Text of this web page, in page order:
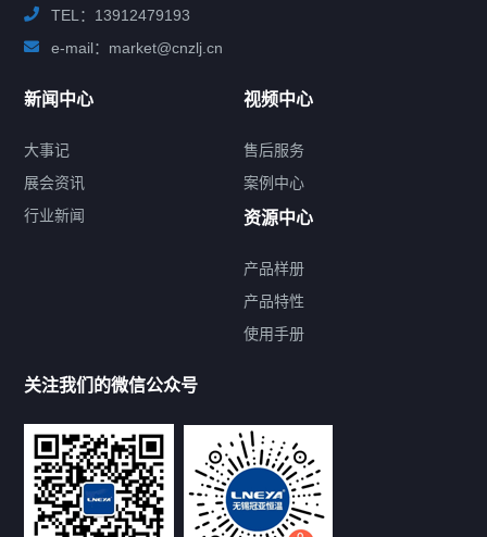
提交您的需求，免费获取产品资料
--亦可拨打我们的24小时服务咨询热线--
13912479193
TEL：13912479193
e-mail：market@cnzlj.cn
新闻中心
大事记
展会资讯
行业新闻
视频中心
售后服务
案例中心
资源中心
产品样册
产品特性
使用手册
关注我们的微信公众号